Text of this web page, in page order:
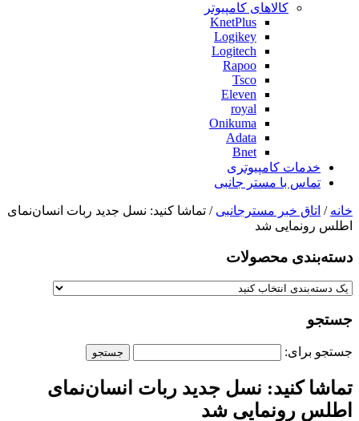
کالاهای کامپیوتر
KnetPlus
Logikey
Logitech
Rapoo
Tsco
Eleven
royal
Onikuma
Adata
Bnet
خدمات کامپیوتری
تماس با مستر جانبی
خانه / اتاق خبر مسترجانبی / تماشا کنید: نسل جدید ربات انسان‌نمای
اطلس رونمایی شد
دسته‌بندی‌ محصولات
جستجو
جستجو برای:
تماشا کنید: نسل جدید ربات انسان‌نمای
اطلس رونمایی شد